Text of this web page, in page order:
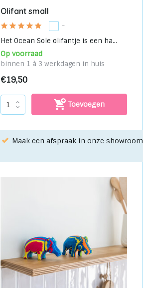
Olifant small
-
Het Ocean Sole olifantje is een ha...
Op voorraad
binnen 1 à 3 werkdagen in huis
€19,50
Toevoegen
Maak een afspraak in onze showroom